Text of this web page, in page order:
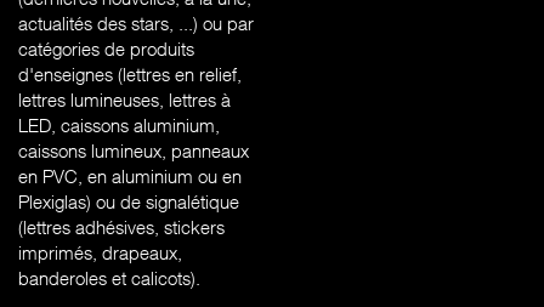
actualités des stars, ...) ou par
catégories de produits
d'enseignes (lettres en relief,
lettres lumineuses, lettres à
LED, caissons aluminium,
caissons lumineux, panneaux
en PVC, en aluminium ou en
Plexiglas) ou de signalétique
(lettres adhésives, stickers
imprimés, drapeaux,
banderoles et calicots).